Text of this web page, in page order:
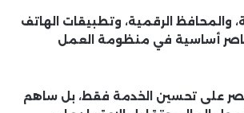
والمحافظ الرقمية، وتطبيقات الهاتف
أساسية في منظومة العمل
على تحسين الخدمة فقط، بل ساهم